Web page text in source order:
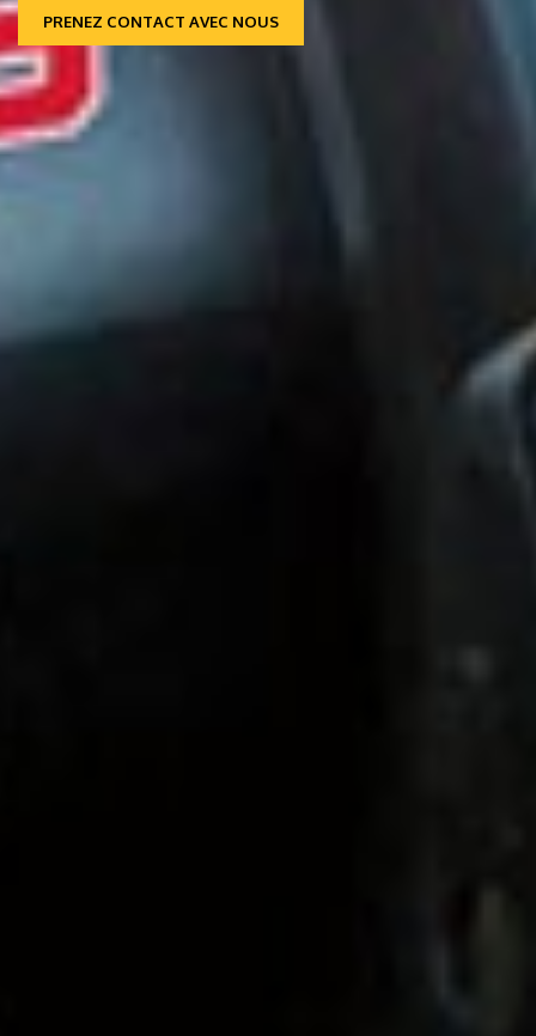
PRENEZ CONTACT AVEC NOUS